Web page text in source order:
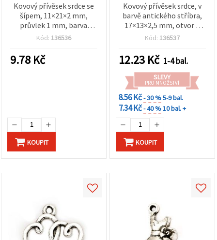
Kovový přívěsek srdce se
šípem, 11×21×2 mm,
průvlek 1 mm, barva
antického stříbra – 10 ks
Kód: 136536
9.78 Kč
KOUPIT
Kovový přívěsek srdce, v
barvě antického stříbra,
17×13×2,5 mm, otvor 5
mm – 5 ks
Kód: 136537
12.23 Kč 1-4 bal.
SLEVY
PRO MNOŽSTVÍ
8.56 Kč- 30 %5-9 bal.
7.34 Kč- 40 %10 bal. +
KOUPIT